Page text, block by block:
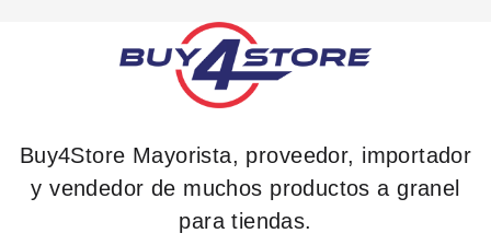
Buy4Store Mayorista, proveedor, importador
y vendedor de muchos productos a granel
para tiendas.